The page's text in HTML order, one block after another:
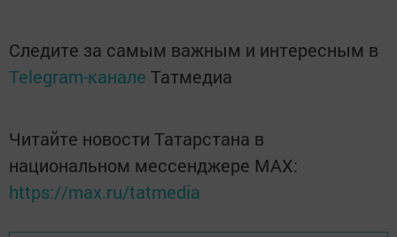
Следите за самым важным и интересным в
Telegram-канале Татмедиа
Читайте новости Татарстана в
национальном мессенджере MАХ:
https://max.ru/tatmedia